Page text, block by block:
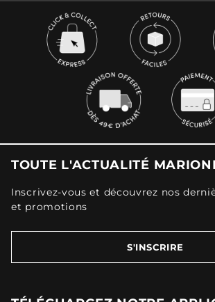
TOUTE L'ACTUALITÉ
Inscrivez-vous et découvrez nos
et promotions
S'INSCRIRE